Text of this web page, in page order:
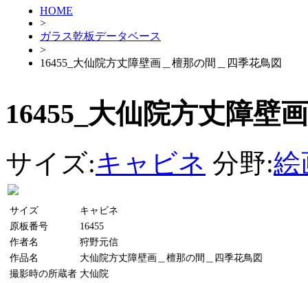
HOME
>
ガラス乾板データベース
>
16455_大仙院方丈障壁画＿檀那の間＿四季花鳥図
16455_大仙院方丈障壁
サイズ:キャビネ 分野:絵
サイズ
キャビネ
原板番号
16455
作者名
狩野元信
作品名
大仙院方丈障壁画＿檀那の間＿四季花鳥図
撮影時の所蔵者 大仙院